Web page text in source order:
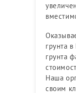
грунта
грунта
Наша
своим